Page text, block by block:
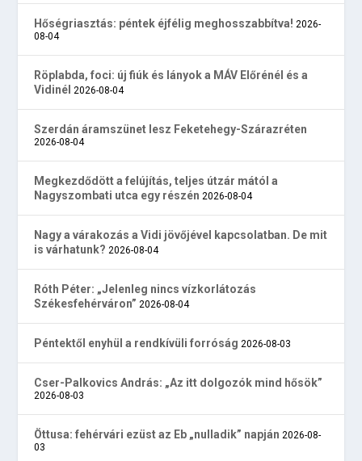
Hőségriasztás: péntek éjfélig meghosszabbítva! 2026-
08-04
Röplabda, foci: új fiúk és lányok a MÁV Előrénél és a
Vidinél 2026-08-04
Szerdán áramszünet lesz Feketehegy-Szárazréten
2026-08-04
Megkezdődött a felújítás, teljes útzár mától a
Nagyszombati utca egy részén 2026-08-04
Nagy a várakozás a Vidi jövőjével kapcsolatban. De mit
is várhatunk? 2026-08-04
Róth Péter: „Jelenleg nincs vízkorlátozás
Székesfehérváron” 2026-08-04
Péntektől enyhül a rendkívüli forróság 2026-08-03
Cser-Palkovics András: „Az itt dolgozók mind hősök”
2026-08-03
Öttusa: fehérvári ezüst az Eb „nulladik” napján 2026-08-
03